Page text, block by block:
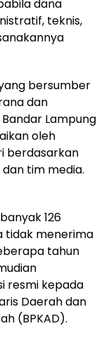
dana
teknis,
bersumber
dan
Lampung
oleh
berdasarkan
tim media.
126
tidak menerima
tahun
resmi kepada
Daerah dan
(BPKAD).